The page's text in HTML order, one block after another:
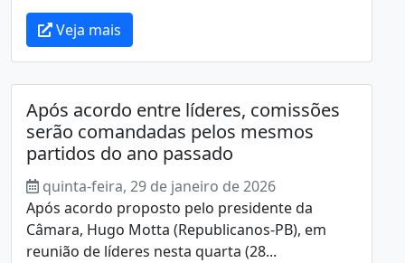
Veja mais
Após acordo entre líderes, comissões
serão comandadas pelos mesmos
partidos do ano passado
quinta-feira, 29 de janeiro de 2026
Após acordo proposto pelo presidente da
Câmara, Hugo Motta (Republicanos-PB), em
reunião de líderes nesta quarta (28...